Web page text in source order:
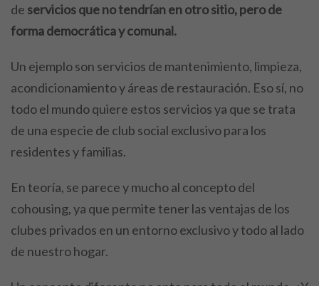
de servicios que no tendrían en otro sitio, pero de
forma democrática y comunal.
Un ejemplo son servicios de mantenimiento, limpieza,
acondicionamiento y áreas de restauración. Eso sí, no
todo el mundo quiere estos servicios ya que se trata
de una especie de club social exclusivo para los
residentes y familias.
En teoría, se parece y mucho al concepto del
cohousing, ya que permite tener las ventajas de los
clubes privados en un entorno exclusivo y todo al lado
de nuestro hogar.